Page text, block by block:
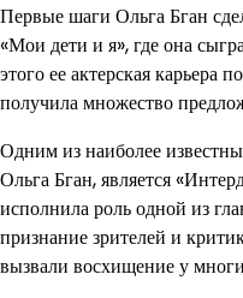
Первые шаги Ольга Бган
«Мои дети и я», где она
этого ее актерская карьера
получила множество
Одним из наиболее
Ольга Бган, является
исполнила роль одной из
признание зрителей и
вызвали восхищение у